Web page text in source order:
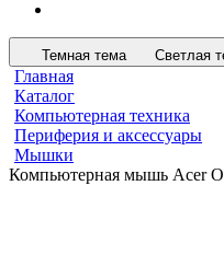
Темная тема Светлая
Главная
Каталог
Компьютерная техника
Периферия и аксессуары
Мышки
Компьютерная мышь Acer